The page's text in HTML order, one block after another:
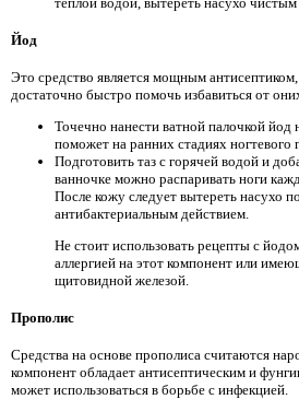
Йод
Это средство является мощным
достаточно быстро помочь избавиться от
Точечно нанести ватной палочкой
поможет на ранних стадиях ногтевого
Подготовить таз с горячей водой и
ванночке можно распаривать ноги
После кожу следует вытереть насухо
антибактериальным действием.
Не стоит использовать рецепты с
аллергией на этот компонент или
щитовидной железой.
Прополис
Средства на основе прополиса считаются
компонент обладает антисептическим и
может использоваться в борьбе с инфекцией.